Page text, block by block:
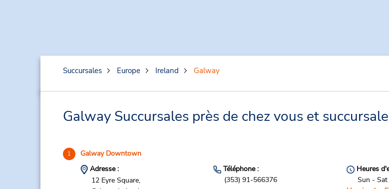
Succursales Europe Ireland Galway
Galway Succursales près de chez vous et
1 Galway Downtown
Adresse :
12 Eyre Square,
Téléphone :
(353) 91-566376
Heures
Sun -